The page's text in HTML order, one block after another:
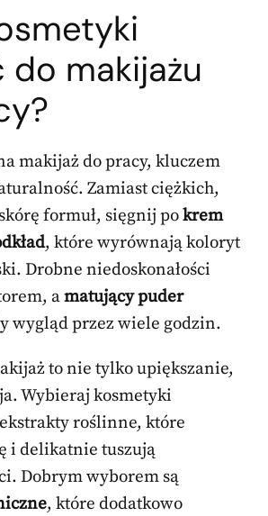
makijażu
makijaż do pracy, kluczem
Zamiast ciężkich,
formuł, sięgnij pokrem
, które wyrównają koloryt
Drobne niedoskonałości
amatujący puder
wygląd przez wiele godzin.
to nie tylko upiększanie,
Wybieraj kosmetyki
roślinne, które
i delikatnie tuszują
Dobrym wyborem są
, które dodatkowo